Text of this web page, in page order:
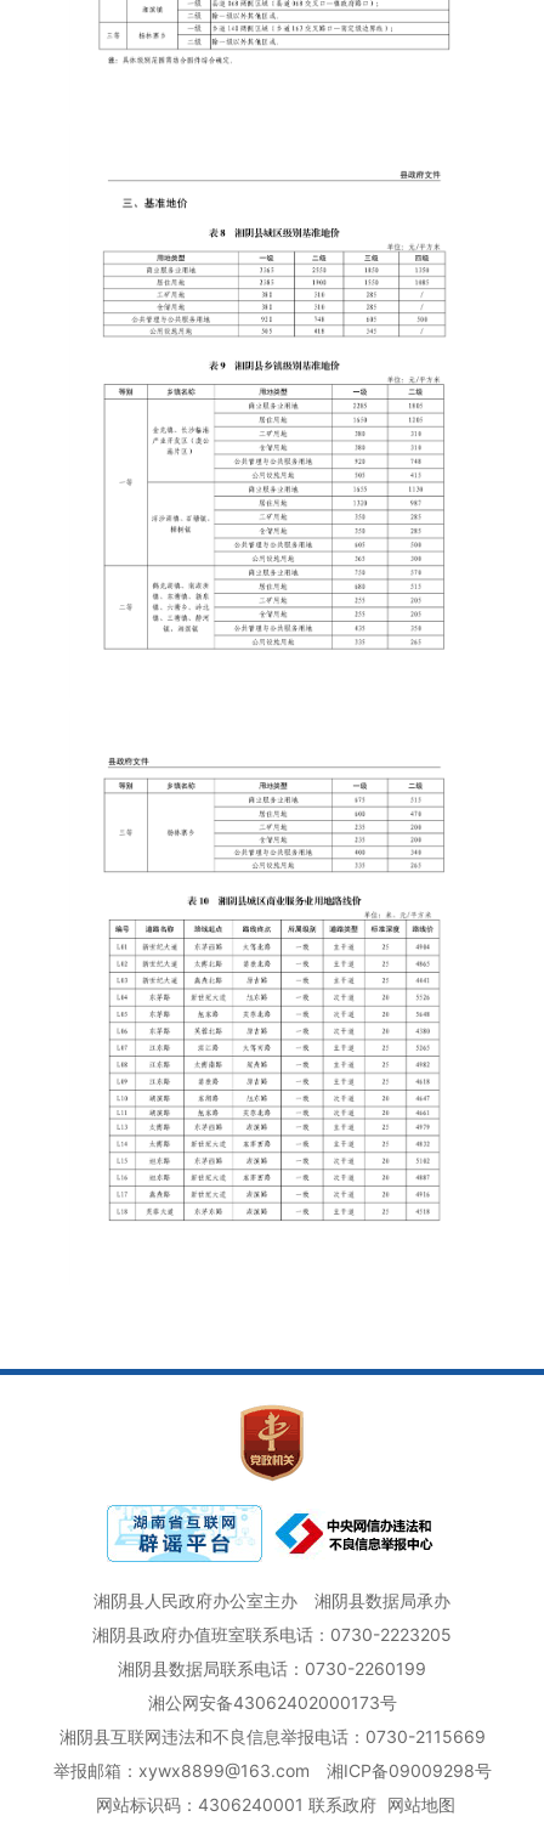
湘阴县人民政府办公室主办
湘阴县数据局承办
湘阴县政府办值班室联系电话：0730-2223205
湘阴县数据局联系电话：0730-2260199
湘公网安备43062402000173号
湘阴县互联网违法和不良信息举报电话：0730-2115669
举报邮箱：xywx8899@163.com
湘ICP备09009298号
网站标识码：4306240001 联系政府 网站地图